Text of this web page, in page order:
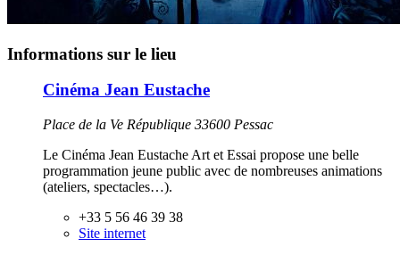
Informations sur le lieu
Cinéma Jean Eustache
Place de la Ve République 33600 Pessac
Le Cinéma Jean Eustache Art et Essai propose une belle
programmation jeune public avec de nombreuses animations
(ateliers, spectacles…).
+33 5 56 46 39 38
Site internet